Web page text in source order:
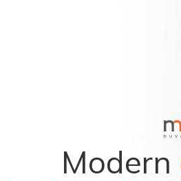
Modern